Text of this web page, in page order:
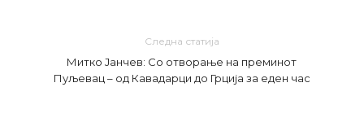
Следна статија
Митко Јанчев: Со отворање на преминот
Пуљевац – од Кавадарци до Грција за еден час